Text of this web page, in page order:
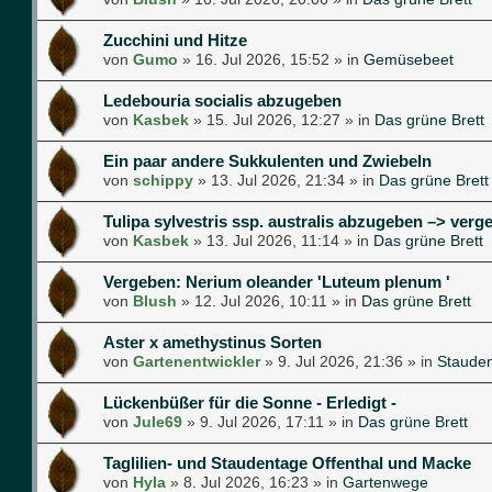
Zucchini und Hitze
von Gumo » 16. Jul 2026, 15:52 » in Gemüsebeet
Ledebouria socialis abzugeben
von Kasbek » 15. Jul 2026, 12:27 » in Das grüne Brett
Ein paar andere Sukkulenten und Zwiebeln
von schippy » 13. Jul 2026, 21:34 » in Das grüne Brett
Tulipa sylvestris ssp. australis abzugeben –>
von Kasbek » 13. Jul 2026, 11:14 » in Das grüne Brett
Vergeben: Nerium oleander 'Luteum plenum '
von Blush » 12. Jul 2026, 10:11 » in Das grüne Brett
Aster x amethystinus Sorten
von Gartenentwickler» 9. Jul 2026, 21:36 » in
Lückenbüßer für die Sonne - Erledigt -
von Jule69 » 9. Jul 2026, 17:11 » in Das grüne Brett
Taglilien- und Staudentage Offenthal und Macke
von Hyla » 8. Jul 2026, 16:23 » in Gartenwege